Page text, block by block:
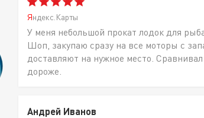
Яндекс.Карты
У меня небольшой прокат лодок для
Шоп, закупаю сразу на все моторы с
доставляют на нужное место.
дороже.
Андрей Иванов